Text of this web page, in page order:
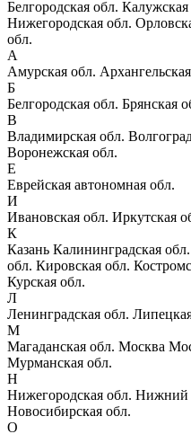
Белгородская обл. Калужская
Нижегородская обл.
обл.
А
Амурская обл.
Б
Белгородская обл. Брянская
В
Владимирская обл.
Воронежская обл.
Е
Еврейская автономная обл.
И
Ивановская обл. Иркутская
К
Казань Калининградская обл.
обл. Кировская обл.
Курская обл.
Л
Ленинградская обл.
М
Магаданская обл. Москва
Мурманская обл.
Н
Нижегородская обл. Нижний
Новосибирская обл.
О